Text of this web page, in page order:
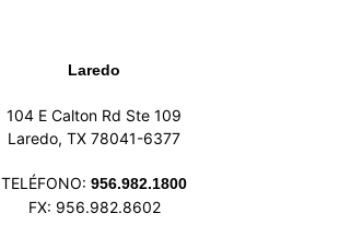
Laredo
104 E Calton Rd Ste 109
Laredo, TX 78041-6377
TELÉFONO: 956.982.1800
FX: 956.982.8602